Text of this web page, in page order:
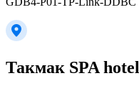
Такмак SPA hotel